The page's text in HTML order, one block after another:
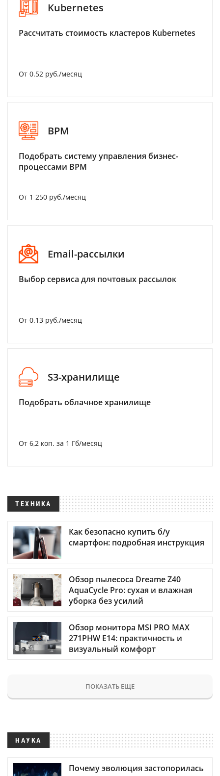
Kubernetes
Рассчитать стоимость кластеров Kubernetes
От 0.52 руб./месяц
BPM
Подобрать систему управления бизнес-
процессами BPM
От 1 250 руб./месяц
Email-рассылки
Выбор сервиса для почтовых рассылок
От 0.13 руб./месяц
S3-хранилище
Подобрать облачное хранилище
От 6,2 коп. за 1 Гб/месяц
ТЕХНИКА
Как безопасно купить б/у
смартфон: подробная инструкция
Обзор пылесоса Dreame Z40
AquaCycle Pro: сухая и влажная
уборка без усилий
Обзор монитора MSI PRO MAX
271PHW E14: практичность и
визуальный комфорт
ПОКАЗАТЬ ЕЩЕ
НАУКА
Почему эволюция застопорилась